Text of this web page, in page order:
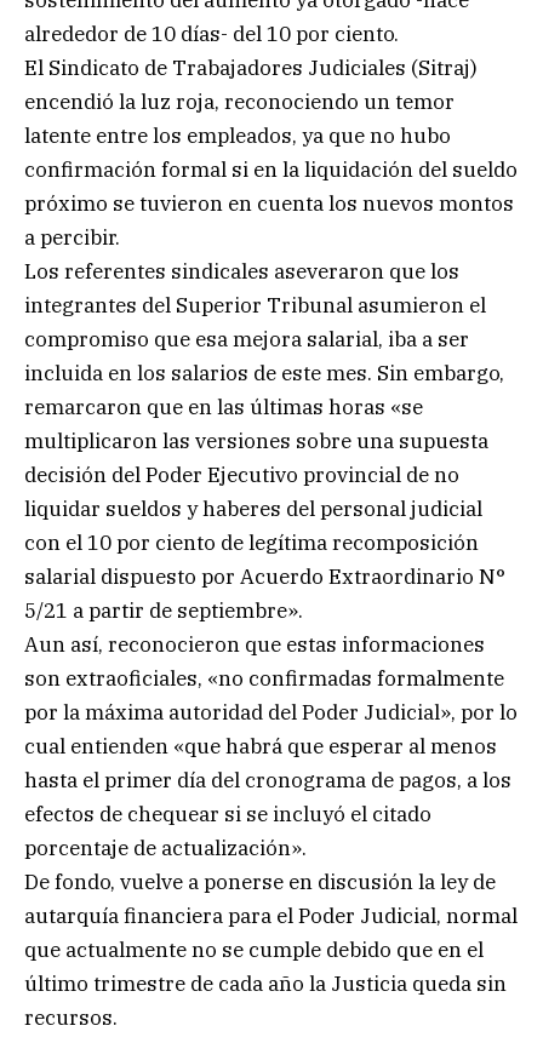
alrededor de 10 días- del 10 por ciento.
El Sindicato de Trabajadores Judiciales (Sitraj)
encendió la luz roja, reconociendo un temor
latente entre los empleados, ya que no hubo
confirmación formal si en la liquidación del sueldo
próximo se tuvieron en cuenta los nuevos montos
a percibir.
Los referentes sindicales aseveraron que los
integrantes del Superior Tribunal asumieron el
compromiso que esa mejora salarial, iba a ser
incluida en los salarios de este mes. Sin embargo,
remarcaron que en las últimas horas «se
multiplicaron las versiones sobre una supuesta
decisión del Poder Ejecutivo provincial de no
liquidar sueldos y haberes del personal judicial
con el 10 por ciento de legítima recomposición
salarial dispuesto por Acuerdo Extraordinario N°
5/21 a partir de septiembre».
Aun así, reconocieron que estas informaciones
son extraoficiales, «no confirmadas formalmente
por la máxima autoridad del Poder Judicial», por lo
cual entienden «que habrá que esperar al menos
hasta el primer día del cronograma de pagos, a los
efectos de chequear si se incluyó el citado
porcentaje de actualización».
De fondo, vuelve a ponerse en discusión la ley de
autarquía financiera para el Poder Judicial, normal
que actualmente no se cumple debido que en el
último trimestre de cada año la Justicia queda sin
recursos.